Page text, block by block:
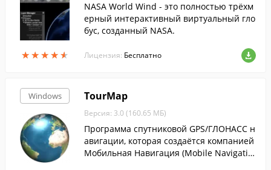
★★★★★
★★★★★
NASA World Wind - это полностью трёхм
ерный интерактивный виртуальный гло
бус, созданный NASA.
Лицензия: Бесплатно
Windows TourMap
Версия: 3.0 (160.65 МБ)
Программа спутниковой GPS/ГЛОНАСС н
авигации, которая создаётся компанией
Мобильная Навигация (Mobile Navigatio